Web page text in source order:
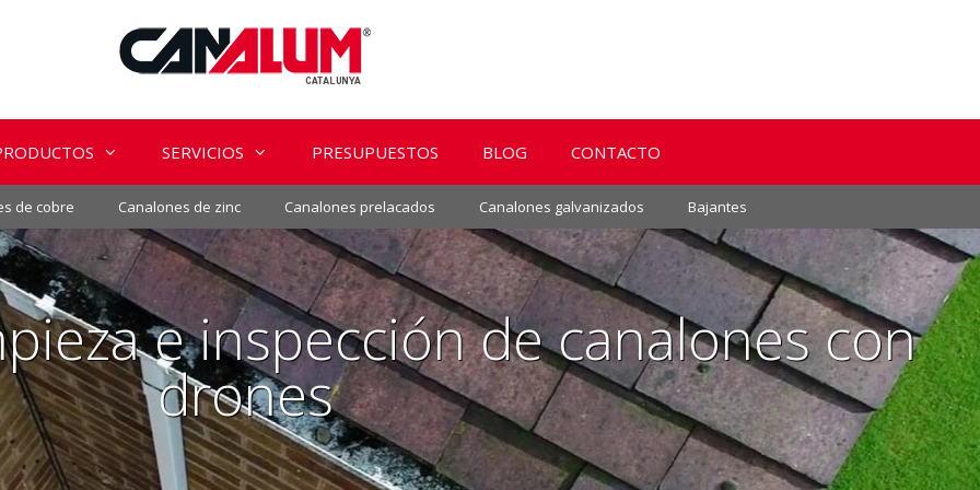
SERVICIOS PRESUPUESTOS BLOG CONTACTO
de cobre Canalones de zinc Canalones prelacados Canalones galvanizados Bajantes
e inspección de canalones con
drones